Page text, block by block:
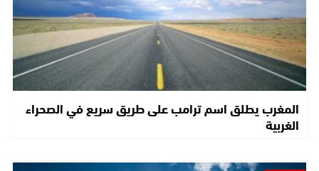
المغرب يطلق اسم ترامب على طريق سريع في الصحراء
الغربية